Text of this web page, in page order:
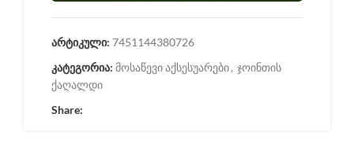
არტიკული: 7451144380726
კატეგორია: მოსაწევი აქსესუარები, ჯოინთის
ქაღალდი
Share: